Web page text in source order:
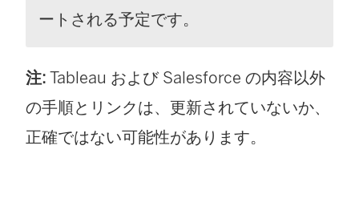
ートされる予定です。
注: Tableau および Salesforce の内容以外
の手順とリンクは、更新されていないか、
正確ではない可能性があります。